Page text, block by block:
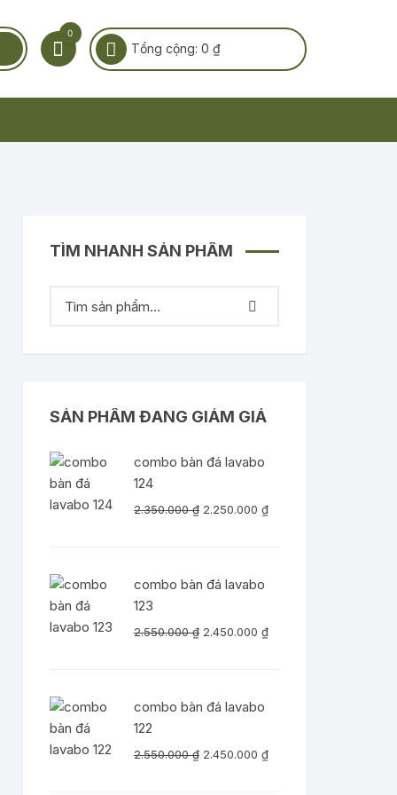
0
Tổng cộng: 0 ₫
TÌM NHANH SẢN PHẨM
SẢN PHẨM ĐANG GIẢM GIÁ
combo bàn đá lavabo
124
2.350.000₫ Giá
2.250.000 ₫Giá
combo bàn đá lavabo
123
2.550.000₫ Giá
2.450.000 ₫Giá
combo bàn đá lavabo
122
2.550.000₫ Giá
2.450.000 ₫Giá